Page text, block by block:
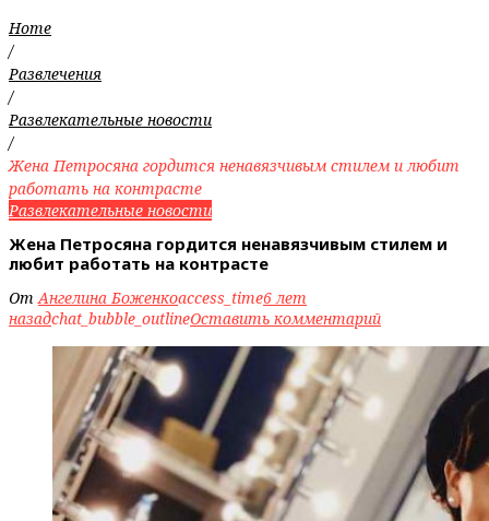
Home
/
Развлечения
/
Развлекательные новости
/
Жена Петросяна гордится ненавязчивым стилем и любит
работать на контрасте
Развлекательные новости
Жена Петросяна гордится ненавязчивым стилем и
любит работать на контрасте
ОтАнгелина Боженкоaccess_time6 лет
назадchat_bubble_outlineОставить комментарий